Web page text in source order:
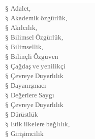
§ Adalet,
§ Akademik özgürlük,
§ Akılcılık,
§ Bilimsel Özgürlük,
§ Bilimsellik,
§ Bilinçli Özgüven
§ Çağdaş ve yenilikçi
§ Çevreye Duyarlılık
§ Dayanışmacı
§ Değerlere Saygı
§ Çevreye Duyarlılık
§ Dürüstlük
§ Etik ilkelere bağlılık,
§ Girişimcilik